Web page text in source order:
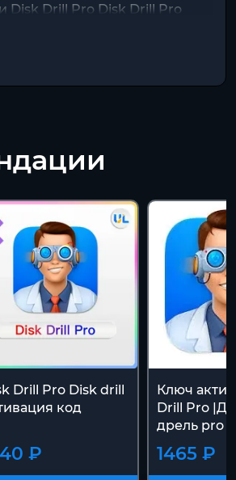
Код активации Disk Drill Pro Disk Drill Pro
Drill Pro Disk drill
код
₽
Ключ
Drill Pro
дрель pro
1465 ₽